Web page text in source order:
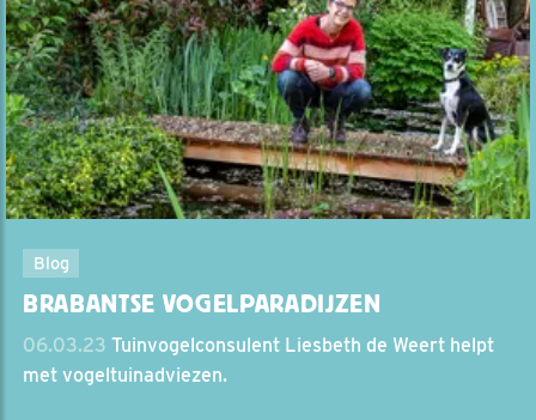
Blog
BRABANTSE VOGELPARADIJZEN
06.03.23 Tuinvogelconsulent Liesbeth de Weert helpt
met vogeltuinadviezen.